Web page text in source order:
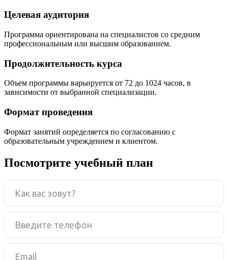
Целевая аудитория
Программа ориентирована на специалистов со средним
профессиональным или высшим образованием.
Продолжительность курса
Объем программы варьируется от 72 до 1024 часов, в
зависимости от выбранной специализации.
Формат проведения
Формат занятий определяется по согласованию с
образовательным учреждением и клиентом.
Посмотрите учебный план